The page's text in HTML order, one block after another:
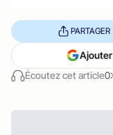
Écoutez cet article
PARTAGER